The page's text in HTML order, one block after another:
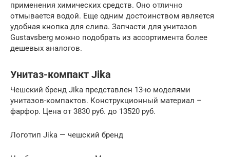
применения химических средств. Оно отлично
отмывается водой. Еще одним достоинством является
удобная кнопка для слива. Запчасти для унитазов
Gustavsberg можно подобрать из ассортимента более
дешевых аналогов.
Унитаз-компакт Jika
Чешский бренд Jika представлен 13-ю моделями
унитазов-компактов. Конструкционный материал –
фарфор. Цена от 3830 руб. до 13520 руб.
Логотип Jika — чешский бренд